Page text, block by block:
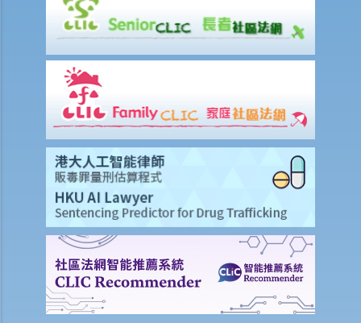
除上述的賠償外，我可否就工傷而獲得其他賠償（例如醫藥費）？
僱主向勞工處報告與工作有關的意外之時限是多久？
僱員可否向勞工處報告與工作有關的意外？
其他有關工傷的事項
如何安排支付工傷賠償？
若然我不能與僱主和平地解決工傷賠償問題，將案件呈交法院的時限是
若然我對條例所給予的補償感到不滿，或者我認為僱主忽略了應有的安
全措施，我可否進一步提出申索？
人壽保險